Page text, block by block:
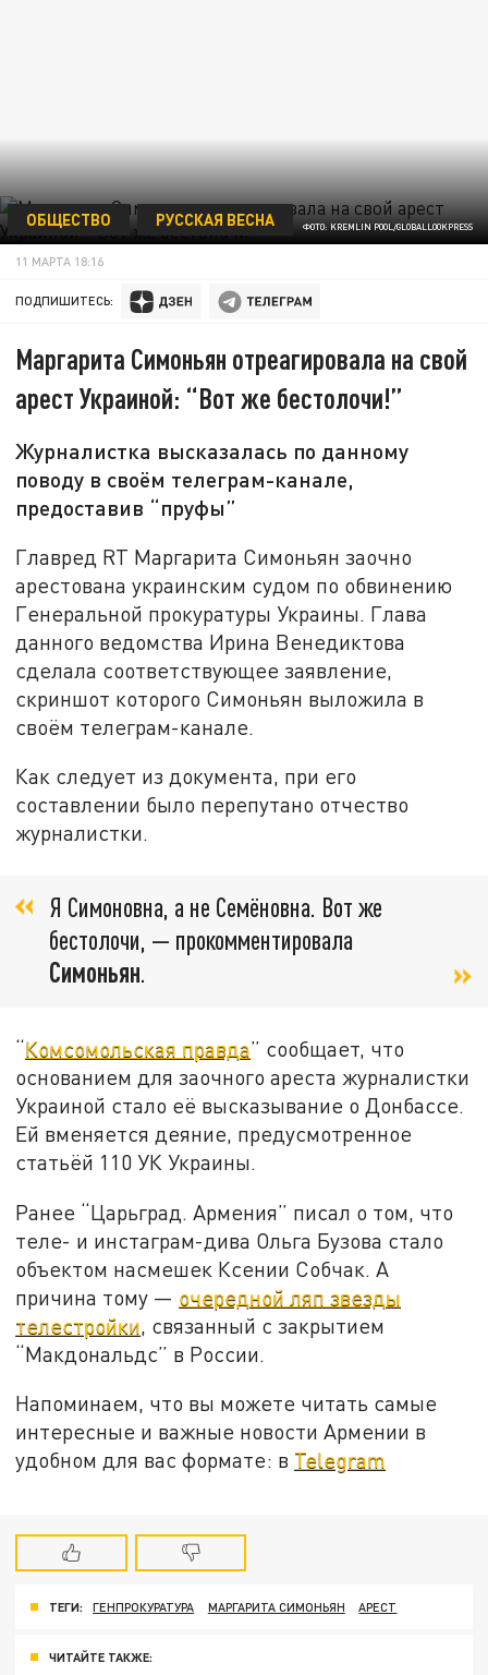
ФОТО: KREMLIN POOL/GLOBALLOOKPRESS
ОБЩЕСТВО РУССКАЯ ВЕСНА
11 МАРТА 18:16
ПОДПИШИТЕСЬ:
Маргарита Симоньян отреагировала на свой
арест Украиной: “Вот же бестолочи!”
Журналистка высказалась по данному
поводу в своём телеграм-канале,
предоставив “пруфы”
Главред RT Маргарита Симоньян заочно
арестована украинским судом по обвинению
Генеральной прокуратуры Украины. Глава
данного ведомства Ирина Венедиктова
сделала соответствующее заявление,
скриншот которого Симоньян выложила в
своём телеграм-канале.
Как следует из документа, при его
составлении было перепутано отчество
журналистки.
Я Симоновна, а не Семёновна. Вот же
бестолочи, — прокомментировала
Симоньян.
“Комсомольская правда” сообщает, что
основанием для заочного ареста журналистки
Украиной стало её высказывание о Донбассе.
Ей вменяется деяние, предусмотренное
статьёй 110 УК Украины.
Ранее “Царьград. Армения” писал о том, что
теле- и инстаграм-дива Ольга Бузова стало
объектом насмешек Ксении Собчак. А
причина тому — очередной ляп звезды
телестройки, связанный с закрытием
“Макдональдс” в России.
Напоминаем, что вы можете читать самые
интересные и важные новости Армении в
удобном для вас формате: в Telegram
ТЕГИ: ГЕНПРОКУРАТУРА МАРГАРИТА СИМОНЬЯН АРЕСТ
ЧИТАЙТЕ ТАКЖЕ: